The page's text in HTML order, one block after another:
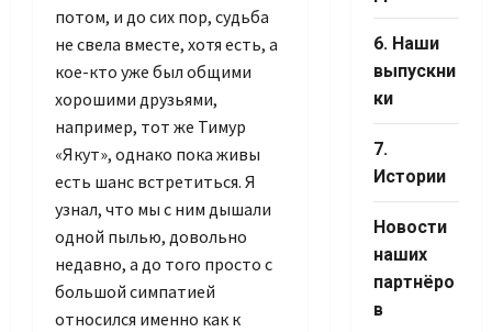
потом, и до сих пор, судьба
не свела вместе, хотя есть, а
кое-кто уже был общими
хорошими друзьями,
например, тот же Тимур
«Якут», однако пока живы
есть шанс встретиться. Я
узнал, что мы с ним дышали
одной пылью, довольно
недавно, а до того просто с
большой симпатией
относился именно как к
6. Наши
выпускни
ки
7.
Истории
Новости
наших
партнёро
в
Set Youtube
Channel ID